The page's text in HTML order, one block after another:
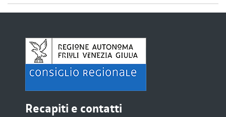
Recapiti e contatti